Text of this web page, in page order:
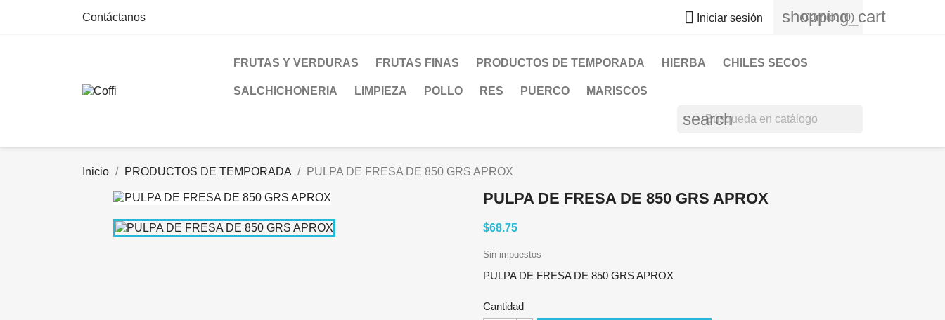
Contáctanos  Iniciar sesión shopping_cart
Carrito: (0)
FRUTAS Y VERDURAS FRUTAS FINAS PRODUCTOS DE TEMPORADA HIERBA CHILES SECOS
SALCHICHONERIA LIMPIEZA POLLO RES PUERCO MARISCOS
search
Inicio PRODUCTOS DE TEMPORADA PULPA DE FRESA DE 850 GRS APROX
PULPA DE FRESA DE 850 GRS APROX
$68.75
Sin impuestos
PULPA DE FRESA DE 850 GRS APROX
Cantidad